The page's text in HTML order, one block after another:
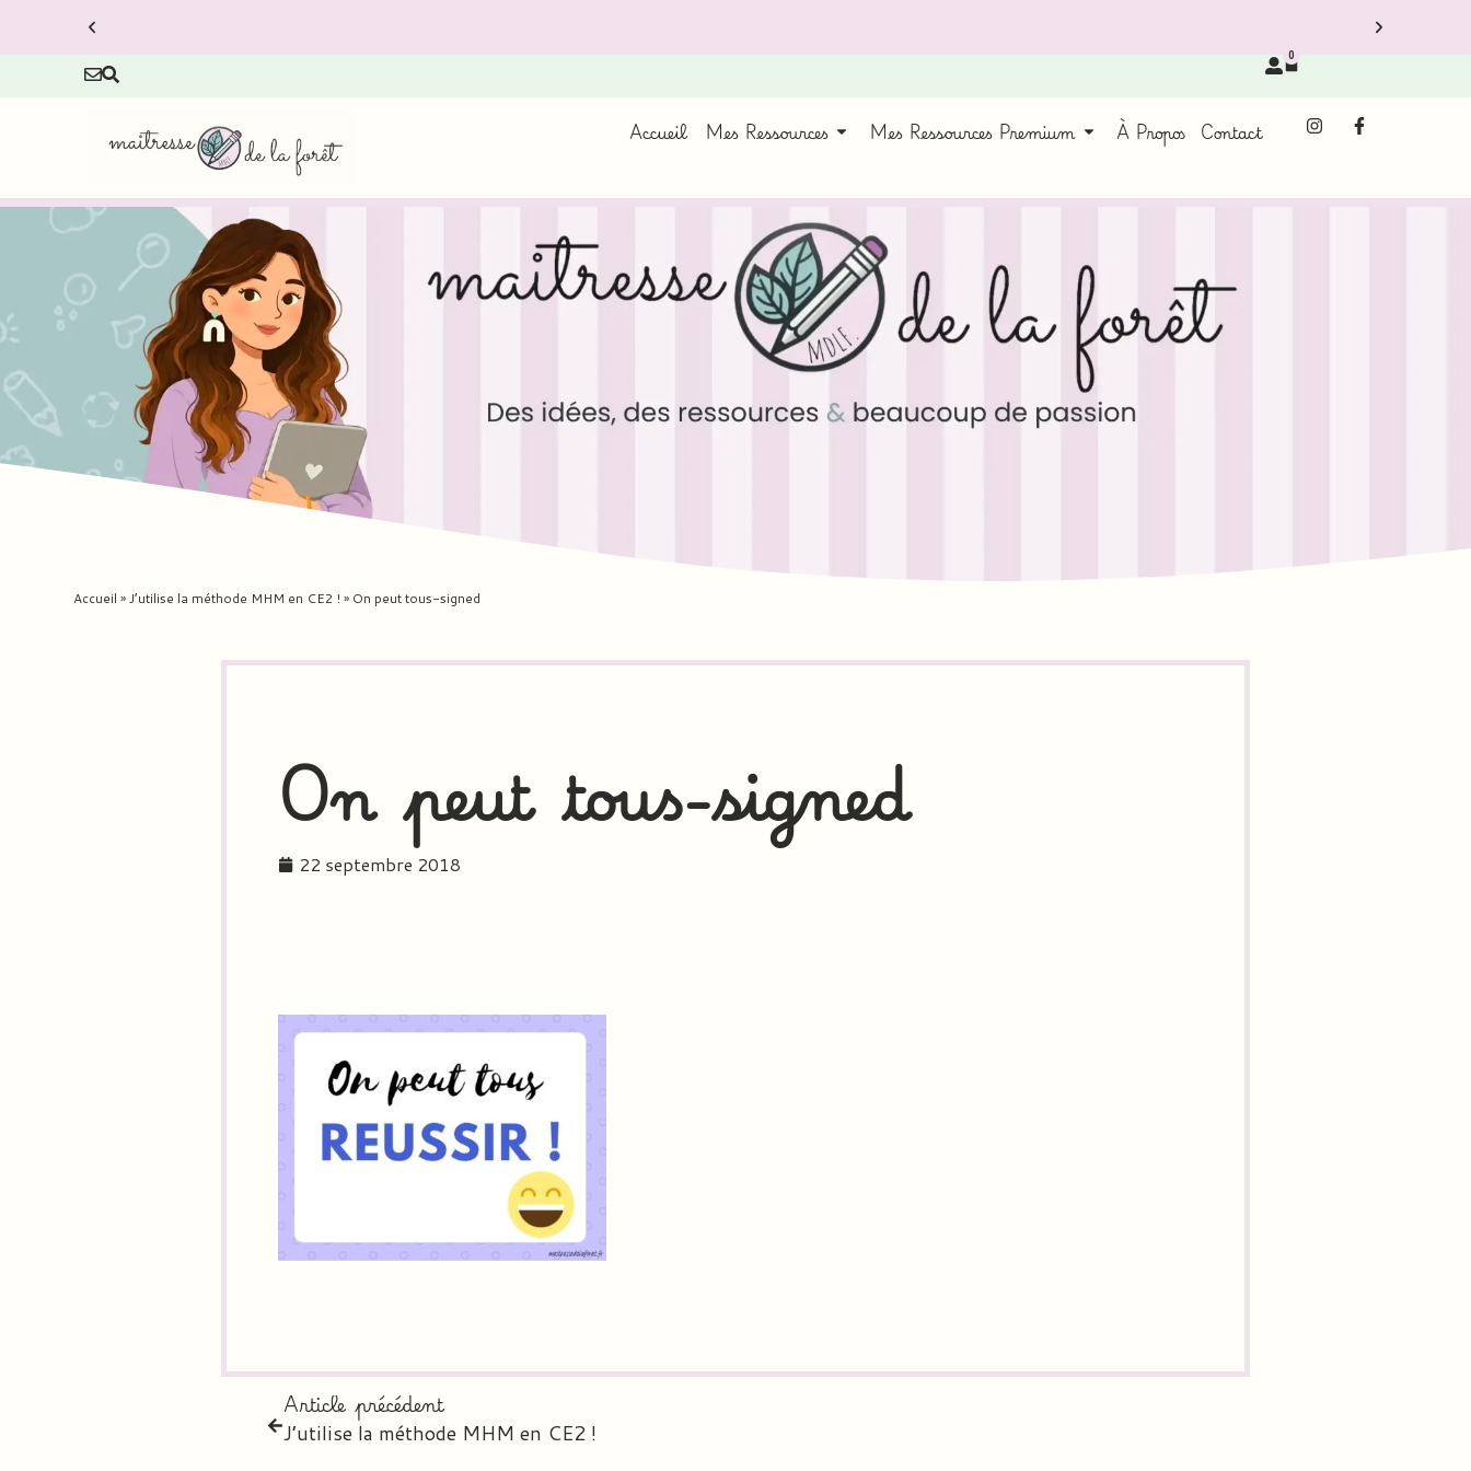
0
Accueil Mes Ressources Mes Ressources Premium À Propos Contact
Accueil »J’utilise la méthode MHM en CE2 ! » On peut tous-signed
On peut tous-signed
22 septembre 2018
Article précédent
J’utilise la méthode MHM en CE2 !